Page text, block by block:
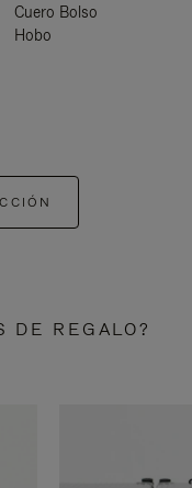
Cuero Bolso
Hobo
DE REGALO?